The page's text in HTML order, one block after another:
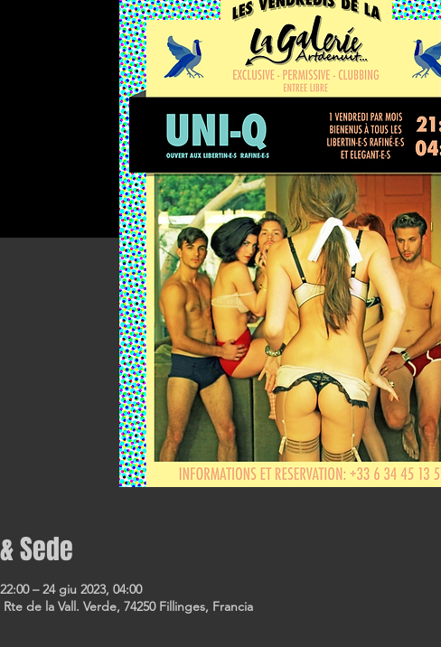
Sede
– 24 giu 2023, 04:00
Rte de la Vall. Verde, 74250 Fillinges, Francia